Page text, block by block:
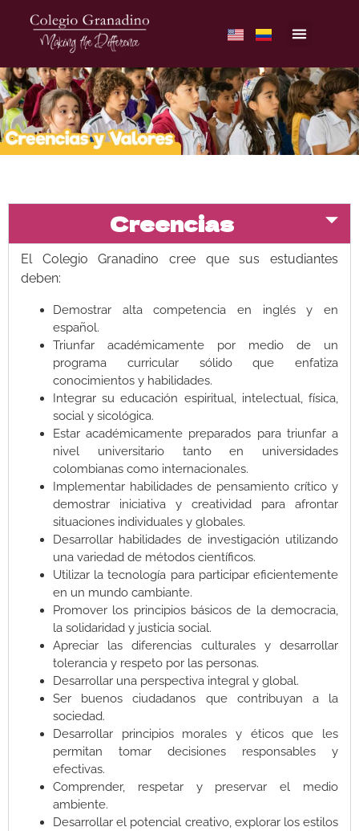
Creencias
El Colegio Granadino cree que sus estudiantes
deben:
Demostrar alta competencia en inglés y en
español.
Triunfar académicamente por medio de un
programa curricular sólido que enfatiza
conocimientos y habilidades.
Integrar su educación espiritual, intelectual, física,
social y sicológica.
Estar académicamente preparados para triunfar a
nivel universitario tanto en universidades
colombianas como internacionales.
Implementar habilidades de pensamiento crítico y
demostrar iniciativa y creatividad para afrontar
situaciones individuales y globales.
Desarrollar habilidades de investigación utilizando
una variedad de métodos científicos.
Utilizar la tecnología para participar eficientemente
en un mundo cambiante.
Promover los principios básicos de la democracia,
la solidaridad y justicia social.
Apreciar las diferencias culturales y desarrollar
tolerancia y respeto por las personas.
Desarrollar una perspectiva integral y global.
Ser buenos ciudadanos que contribuyan a la
sociedad.
Desarrollar principios morales y éticos que les
permitan tomar decisiones responsables y
efectivas.
Comprender, respetar y preservar el medio
ambiente.
Desarrollar el potencial creativo, explorar los estilos